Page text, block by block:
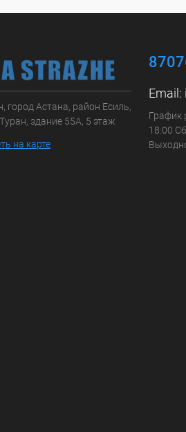
город Астана, район Есиль,
здание 55А, 5 этаж
на карте
Email:
График
18:00